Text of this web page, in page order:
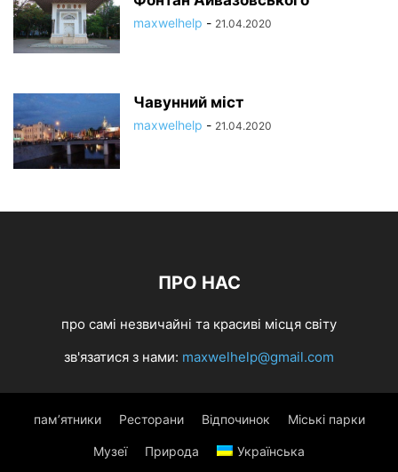
maxwelhelp - 21.04.2020
Чавунний міст
maxwelhelp - 21.04.2020
ПРО НАС
про самі незвичайні та красиві місця світу
зв'язатися з нами: maxwelhelp@gmail.com
пам’ятники Ресторани Відпочинок Міські парки
Музеї Природа Українська